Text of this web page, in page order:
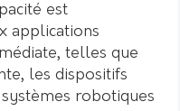
est
applications
telles que
les dispositifs
robotiques